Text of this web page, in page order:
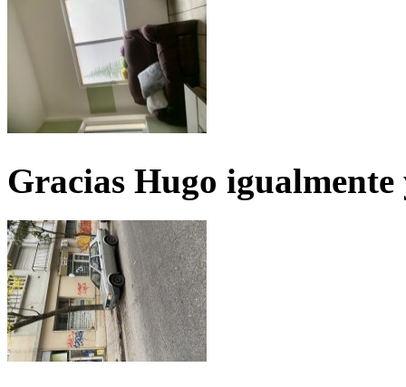
Gracias Hugo igualmente